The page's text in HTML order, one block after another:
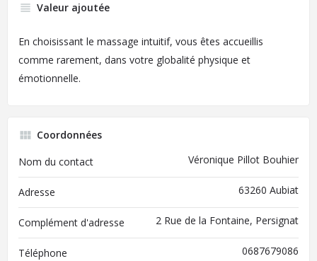
Valeur ajoutée
En choisissant le massage intuitif, vous êtes accueillis
comme rarement, dans votre globalité physique et
émotionnelle.
Coordonnées
Nom du contact
Véronique Pillot Bouhier
Adresse 63260 Aubiat
Complément d'adresse 2 Rue de la Fontaine, Persignat
Téléphone 0687679086